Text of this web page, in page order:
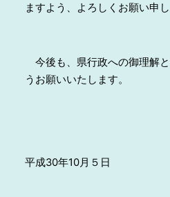
ますよう、よろしくお願い申し
今後も、県行政への御理解
うお願いいたします。
平成30年10月５日